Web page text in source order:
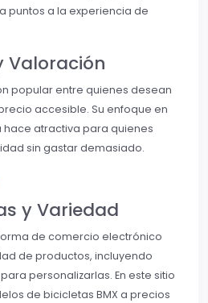
puntos a la experiencia de
Valoración
popular entre quienes desean
accesible. Su enfoque en
hace atractiva para quienes
sin gastar demasiado.
y Variedad
de comercio electrónico
de productos, incluyendo
personalizarlas. En este sitio
de bicicletas BMX a precios